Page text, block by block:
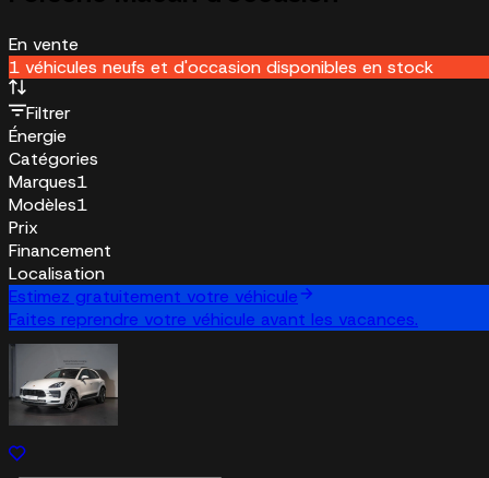
En vente
1 véhicules neufs et d'occasion disponibles en stock
Filtrer
Énergie
Catégories
Marques1
Modèles1
Prix
Financement
Localisation
Estimez gratuitement votre véhicule
Faites reprendre votre véhicule avant les vacances.